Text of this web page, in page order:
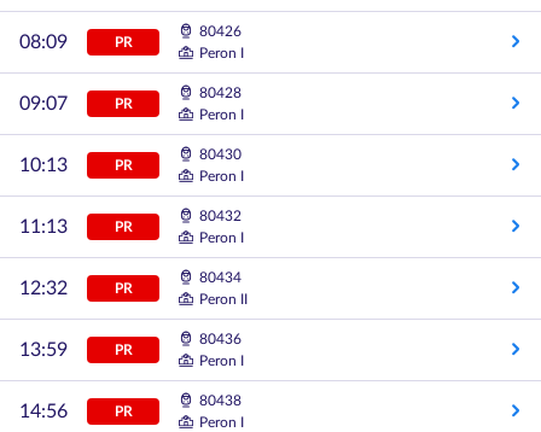
08:09 PR
80426
Peron I
09:07 PR
80428
Peron I
10:13 PR
80430
Peron I
11:13 PR
80432
Peron I
12:32 PR
80434
Peron II
13:59 PR
80436
Peron I
14:56 PR
80438
Peron I